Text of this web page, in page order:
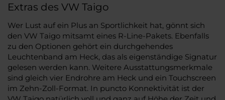
Extras des VW Taigo
Wer Lust auf ein Plus an Sportlichkeit hat, gönnt sich
den VW Taigo mitsamt eines R-Line-Pakets. Ebenfalls
zu den Optionen gehört ein durchgehendes
Leuchtenband am Heck, das als eigenständige Signatur
gelesen werden kann. Weitere Ausstattungsmerkmale
sind gleich vier Endrohre am Heck und ein Touchscreen
im Zehn-Zoll-Format. In puncto Konnektivität ist der